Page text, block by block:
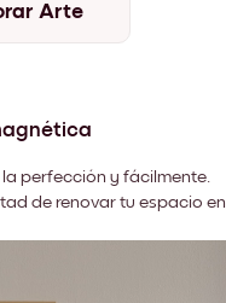
Arte
perfección y fácilmente.
de renovar tu espacio en